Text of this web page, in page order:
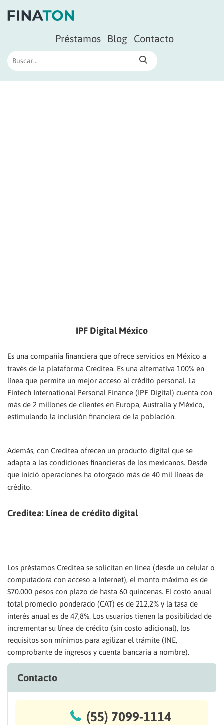
Préstamos Blog Contacto
IPF Digital México
Es una compañía financiera que ofrece servicios en México a
través de la plataforma Creditea. Es una alternativa 100% en
línea que permite un mejor acceso al crédito personal. La
Fintech International Personal Finance (IPF Digital) cuenta con
más de 2 millones de clientes en Europa, Australia y México,
estimulando la inclusión financiera de la población.
Además, con Creditea ofrecen un producto digital que se
adapta a las condiciones financieras de los mexicanos. Desde
que inició operaciones ha otorgado más de 40 mil líneas de
crédito.
Creditea: Línea de crédito digital
Los préstamos Creditea se solicitan en línea (desde un celular o
computadora con acceso a Internet), el monto máximo es de
$70.000 pesos con plazo de hasta 60 quincenas. El costo anual
total promedio ponderado (CAT) es de 212,2% y la tasa de
interés anual es de 47,8%. Los usuarios tienen la posibilidad de
incrementar su línea de crédito (sin costo adicional), los
requisitos son mínimos para agilizar el trámite (INE,
comprobante de ingresos y cuenta bancaria a nombre).
Contacto
(55) 7099-1114